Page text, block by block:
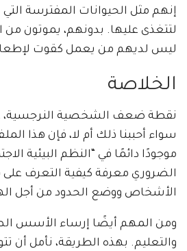
إنهم مثل الحيوانات المفترسة
لتتغذى عليها. بدونهم، يموتون من
ليس لديهم من يعمل كقوت
الخلاصة
نقطة ضعف الشخصية النرجسية،
سواء أحببنا ذلك أم لا، فإن هذا
موجودًا دائمًا في “النظم البيئية
الضروري معرفة كيفية التعرف على
الأشخاص ووضع الحدود من أجل
ومن المهم أيضًا إرساء الأسس
والتعليم. بهذه الطريقة، نأمل